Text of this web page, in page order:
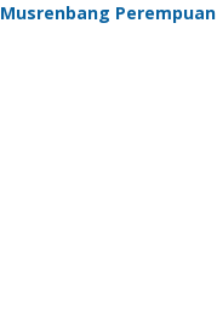
Musrenbang Perempuan